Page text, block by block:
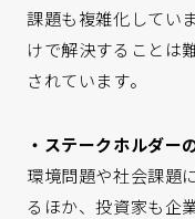
課題も複雑化してい
けで解決することは
されています。
・ステークホルダー
環境問題や社会課題
るほか、投資家も企